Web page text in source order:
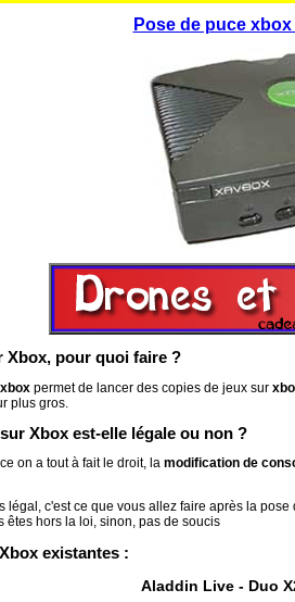
Pose de puce xbox
Xbox, pour quoi faire ?
permet de lancer des copies de jeux sur
plus gros.
Xbox est-elle légale ou non ?
on a tout à fait le droit, la modification de
légal, c'est ce que vous allez faire après la pose
êtes hors la loi, sinon, pas de soucis
existantes :
Aladdin Live - Duo